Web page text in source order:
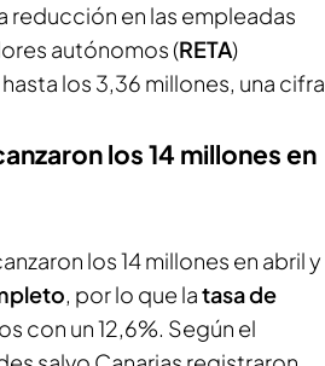
reducción en las empleadas
autónomos (RETA)
los 3,36 millones, una cifra
los 14 millones en
los 14 millones en abril y
, por lo que latasa de
con un 12,6%. Según el